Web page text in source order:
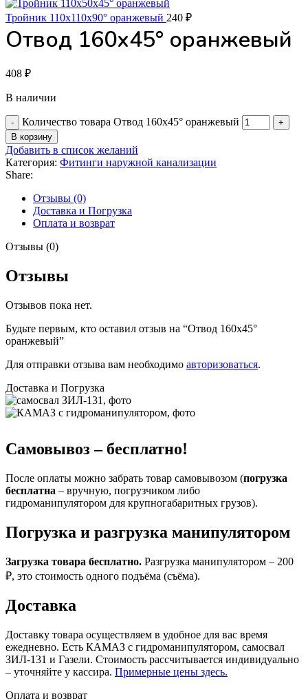
Тройник 110х110х90° оранжевый 240 ₽
Отвод 160х45° оранжевый
408 ₽
В наличии
Количество товара Отвод 160х45° оранжевый
В корзину
Добавить в список желаний
Категория: Фитинги наружной канализации
Share:
Отзывы (0)
Доставка и Погрузка
Оплата и возврат
Отзывы (0)
Отзывы
Отзывов пока нет.
Будьте первым, кто оставил отзыв на “Отвод 160х45°
оранжевый”
Для отправки отзыва вам необходимо авторизоваться.
Доставка и Погрузка
Самовывоз – бесплатно!
После оплаты можно забрать товар самовывозом (погрузка
бесплатна – вручную, погрузчиком либо
гидроманипулятором для крупногабаритных грузов).
Погрузка и разгрузка манипулятором
Загрузка товара бесплатно. Разгрузка манипулятором – 200
₽, это стоимость одного подъёма (съёма).
Доставка
Доставку товара осуществляем в удобное для вас время
ежедневно. Есть КАМАЗ с гидроманипулятором, самосвал
ЗИЛ-131 и Газели. Стоимость рассчитывается индивидуально
– уточняйте у кассира. Примерные цены здесь.
Оплата и возврат